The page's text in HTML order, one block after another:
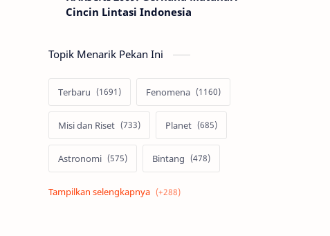
Cincin Lintasi Indonesia
Topik Menarik Pekan Ini
Terbaru Fenomena
Misi dan Riset Planet
Astronomi Bintang
Alam semesta Galaksi